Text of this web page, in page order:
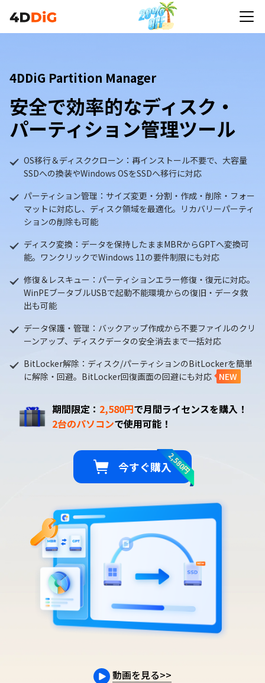
4DDiG Partition Manager
安全で効率的なディスク・
パーティション管理ツール
OS移行＆ディスククローン：再インストール不要で、大容量
SSDへの換装やWindows OSをSSDへ移行に対応
パーティション管理：サイズ変更・分割・作成・削除・フォー
マットに対応し、ディスク領域を最適化。リカバリーパーティ
ションの削除も可能
ディスク変換：データを保持したままMBRからGPTへ変換可
能。ワンクリックでWindows 11の要件制限にも対応
修復＆レスキュー：パーティションエラー修復・復元に対応。
WinPEブータブルUSBで起動不能環境からの復旧・データ救
出も可能
データ保護・管理：バックアップ作成から不要ファイルのクリ
ーンアップ、ディスクデータの安全消去まで一括対応
BitLocker解除：ディスク/パーティションのBitLockerを簡単
に解除・回避。BitLocker回復画面の回避にも対応
NEW
期間限定： 2,580円で月間ライセンスを購入！
2台のパソコンで使用可能！
今すぐ購入2,580円
動画を見る>>